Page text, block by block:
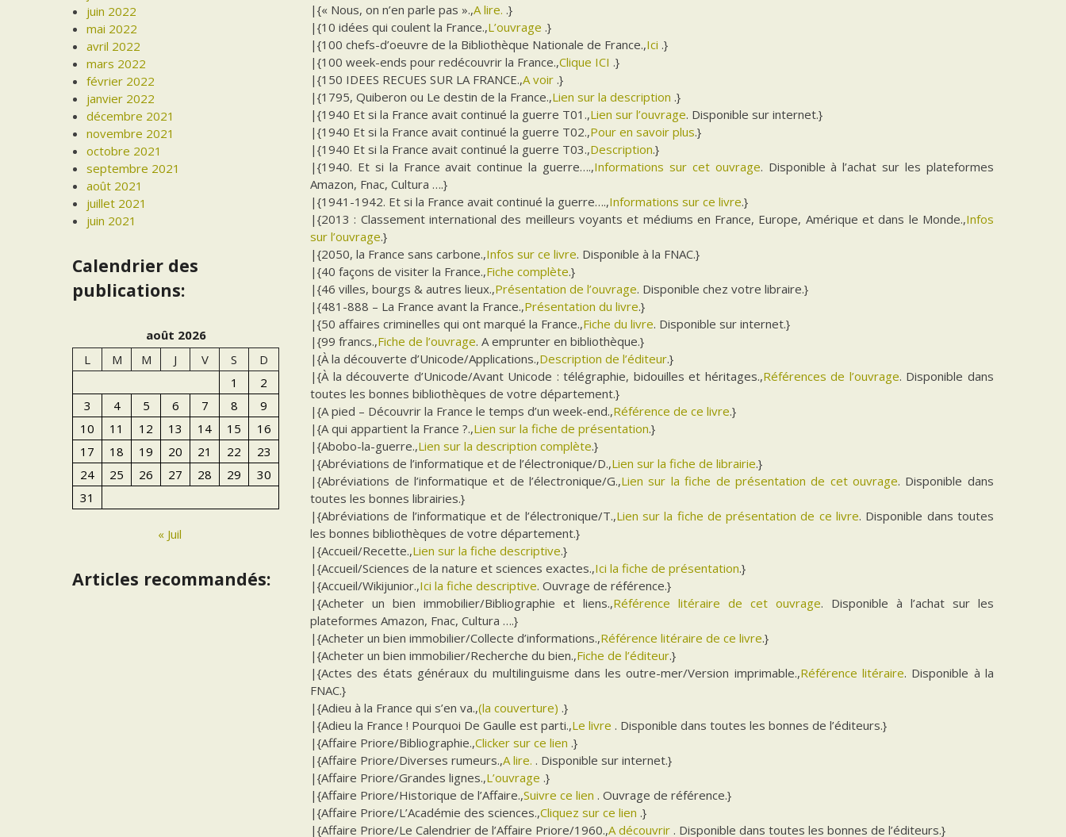
|{« Nous, on n’en parle pas ».,A lire. .}
|{10 idées qui coulent la France.,L’ouvrage .}
|{100 chefs-d’oeuvre de la Bibliothèque Nationale de France.,Ici .}
|{100 week-ends pour redécouvrir la France.,Clique ICI .}
|{150 IDEES RECUES SUR LA FRANCE.,A voir .}
|{1795, Quiberon ou Le destin de la France.,Lien sur la description .}
|{1940 Et si la France avait continué la guerre T01.,Lien sur l’ouvrage. Disponible sur internet.}
|{1940 Et si la France avait continué la guerre T02.,Pour en savoir plus.}
|{1940 Et si la France avait continué la guerre T03.,Description.}
|{1940. Et si la France avait continue la guerre….,Informations sur cet ouvrage. Disponible à l’achat sur les plateformes
Amazon, Fnac, Cultura ….}
|{1941-1942. Et si la France avait continué la guerre….,Informations sur ce livre.}
|{2013 : Classement international des meilleurs voyants et médiums en France, Europe, Amérique et dans le Monde.,Infos
sur l’ouvrage.}
|{2050, la France sans carbone.,Infos sur ce livre. Disponible à la FNAC.}
|{40 façons de visiter la France.,Fiche complète.}
|{46 villes, bourgs & autres lieux.,Présentation de l’ouvrage. Disponible chez votre libraire.}
|{481-888 – La France avant la France.,Présentation du livre.}
|{50 affaires criminelles qui ont marqué la France.,Fiche du livre. Disponible sur internet.}
|{99 francs.,Fiche de l’ouvrage. A emprunter en bibliothèque.}
|{À la découverte d’Unicode/Applications.,Description de l’éditeur.}
|{À la découverte d’Unicode/Avant Unicode : télégraphie, bidouilles et héritages.,Références de l’ouvrage. Disponible dans
toutes les bonnes bibliothèques de votre département.}
|{A pied – Découvrir la France le temps d’un week-end.,Référence de ce livre.}
|{A qui appartient la France ?.,Lien sur la fiche de présentation.}
|{Abobo-la-guerre.,Lien sur la description complète.}
|{Abréviations de l’informatique et de l’électronique/D.,Lien sur la fiche de librairie.}
|{Abréviations de l’informatique et de l’électronique/G.,Lien sur la fiche de présentation de cet ouvrage. Disponible dans
toutes les bonnes librairies.}
|{Abréviations de l’informatique et de l’électronique/T.,Lien sur la fiche de présentation de ce livre. Disponible dans toutes
les bonnes bibliothèques de votre département.}
|{Accueil/Recette.,Lien sur la fiche descriptive.}
|{Accueil/Sciences de la nature et sciences exactes.,Ici la fiche de présentation.}
|{Accueil/Wikijunior.,Ici la fiche descriptive. Ouvrage de référence.}
|{Acheter un bien immobilier/Bibliographie et liens.,Référence litéraire de cet ouvrage. Disponible à l’achat sur les
plateformes Amazon, Fnac, Cultura ….}
|{Acheter un bien immobilier/Collecte d’informations.,Référence litéraire de ce livre.}
|{Acheter un bien immobilier/Recherche du bien.,Fiche de l’éditeur.}
|{Actes des états généraux du multilinguisme dans les outre-mer/Version imprimable.,Référence litéraire. Disponible à la
FNAC.}
|{Adieu à la France qui s’en va.,(la couverture) .}
|{Adieu la France ! Pourquoi De Gaulle est parti.,Le livre . Disponible dans toutes les bonnes de l’éditeurs.}
|{Affaire Priore/Bibliographie.,Clicker sur ce lien .}
|{Affaire Priore/Diverses rumeurs.,A lire. . Disponible sur internet.}
|{Affaire Priore/Grandes lignes.,L’ouvrage .}
|{Affaire Priore/Historique de l’Affaire.,Suivre ce lien . Ouvrage de référence.}
|{Affaire Priore/L’Académie des sciences.,Cliquez sur ce lien .}
|{Affaire Priore/Le Calendrier de l’Affaire Priore/1960.,A découvrir . Disponible dans toutes les bonnes de l’éditeurs.}
juin 2022
mai 2022
avril 2022
mars 2022
février 2022
janvier 2022
décembre 2021
novembre 2021
octobre 2021
septembre 2021
août 2021
juillet 2021
juin 2021
Calendrier des
publications:
août 2026
L
M M J V S
D
1
2
3
4 5 6 7 8
9
10
11 12 13 14 15
16
17
18 19 20 21 22
23
24
25 26 27 28 29
30
31
« Juil
Articles recommandés: